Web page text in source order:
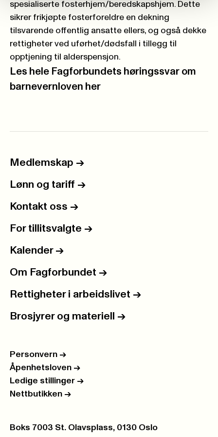
spesialiserte fosterhjem/beredskapshjem. Dette
sikrer frikjøpte fosterforeldre en dekning
tilsvarende offentlig ansatte ellers, og også dekke
rettigheter ved uførhet/dødsfall i tillegg til
opptjening til alderspensjon.
Les hele Fagforbundets høringssvar om
barnevernloven her
Medlemskap ->
Lønn og tariff ->
Kontakt oss ->
For tillitsvalgte ->
Kalender ->
Om Fagforbundet ->
Rettigheter i arbeidslivet ->
Brosjyrer og materiell ->
Personvern ->
Åpenhetsloven ->
Ledige stillinger ->
Nettbutikken ->
Postboks:
Boks 7003 St. Olavsplass, 0130 Oslo